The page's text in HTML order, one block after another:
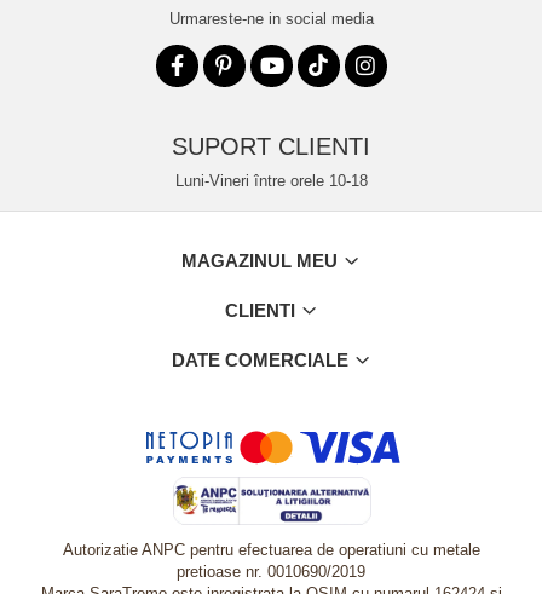
Urmareste-ne in social media
SUPORT CLIENTI
Luni-Vineri între orele 10-18
MAGAZINUL MEU
CLIENTI
DATE COMERCIALE
Autorizatie ANPC pentru efectuarea de operatiuni cu metale
pretioase nr. 0010690/2019